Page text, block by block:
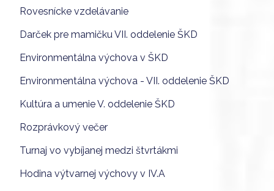
Rovesnícke vzdelávanie
Darček pre mamičku VII. oddelenie ŠKD
Environmentálna výchova v ŠKD
Environmentálna výchova - VII. oddelenie ŠKD
Kultúra a umenie V. oddelenie ŠKD
Rozprávkový večer
Turnaj vo vybíjanej medzi štvrtákmi
Hodina výtvarnej výchovy v IV.A